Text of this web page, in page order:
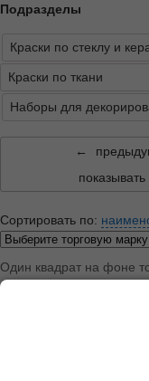
Подразделы
Краски по стеклу и
Краски по ткани
Наборы для
←
показывать
Сортировать по:
Один квадрат на фоне